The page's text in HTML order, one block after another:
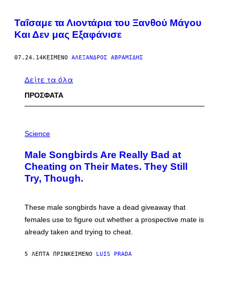
Ταΐσαμε τα Λιοντάρια του Ξανθού Μάγου
Και Δεν μας Εξαφάνισε
07.24.14ΚΕΊΜΕΝΟ ΑΛΈΞΑΝΔΡΟΣ ΑΒΡΑΜΊΔΗΣ
Δείτε τα όλα
ΠΡΟΣΦΑΤΑ
H
O
:
A
N
W
_
O
/
Science
Male Songbirds Are Really Bad at
Cheating on Their Mates. They Still
Try, Though.
These male songbirds have a dead giveaway that
females use to figure out whether a prospective mate is
already taken and trying to cheat.
5 ΛΕΠΤΆ ΠΡΙΝ ΚΕΊΜΕΝΟ LUIS PRADA